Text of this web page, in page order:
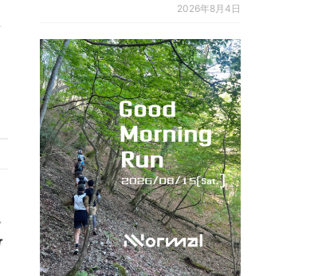
2026年8月4日